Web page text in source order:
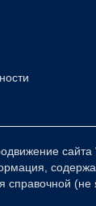
сайта
справочной (не